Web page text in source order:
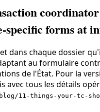
coordinator
specific forms at
dans chaque dossier
au formulaire
de l'État. Pour la
avec tous les détails
11-things-your-tc-